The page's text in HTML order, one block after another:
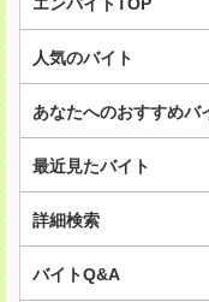
人気のバイト
あなたへのおすすめバ
最近見たバイト
詳細検索
バイトQ&A